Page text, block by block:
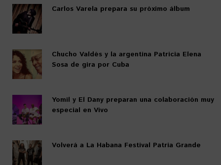
Carlos Varela prepara su próximo álbum
Chucho Valdés y la argentina Patricia Elena
Sosa de gira por Cuba
Yomil y El Dany preparan una colaboración muy
especial en Vivo
Volverá a La Habana Festival Patria Grande